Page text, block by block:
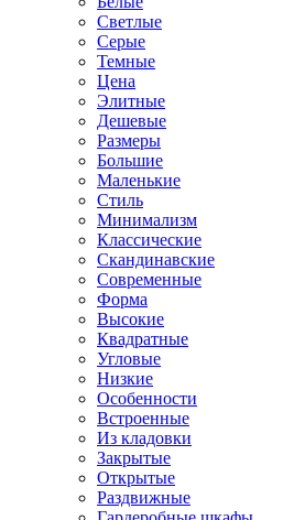
Светлые
Серые
Темные
Цена
Элитные
Дешевые
Размеры
Большие
Маленькие
Стиль
Минимализм
Классические
Скандинавские
Современные
Форма
Высокие
Квадратные
Угловые
Низкие
Особенности
Встроенные
Из кладовки
Закрытые
Открытые
Раздвижные